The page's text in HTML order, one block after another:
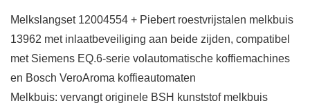
Melkslangset 12004554 + Piebert roestvrijstalen melkbuis
13962 met inlaatbeveiliging aan beide zijden, compatibel
met Siemens EQ.6-serie volautomatische koffiemachines
en Bosch VeroAroma koffieautomaten
Melkbuis: vervangt originele BSH kunststof melkbuis